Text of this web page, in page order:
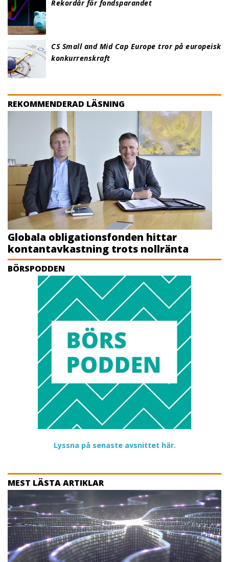
Rekordår för fondsparandet
CS Small and Mid Cap Europe tror på europeisk
konkurrenskraft
REKOMMENDERAD LÄSNING
Globala obligationsfonden hittar
kontantavkastning trots nollränta
BÖRSPODDEN
Lyssna på senaste avsnittet här.
MEST LÄSTA ARTIKLAR